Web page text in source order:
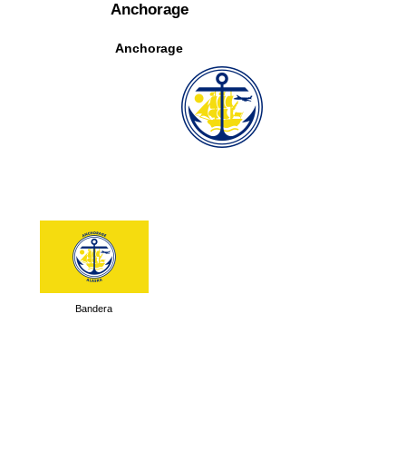
Anchorage
Anchorage
Bandera